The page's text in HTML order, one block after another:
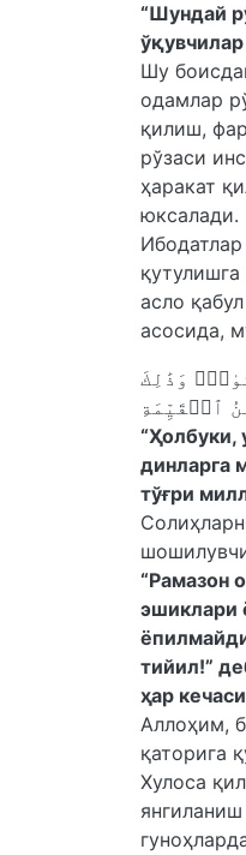
“Шундай
Шу
одамлар
қилиш,
рўзаси
ҳаракат
юксалади.
асло
асосида,
وَذَٰلِكَ
“Ҳолбуки,
динларга
тўғри
“Рамазон
эшиклари
тийил!”
ҳар
Аллоҳим,
қаторига
Хулоса